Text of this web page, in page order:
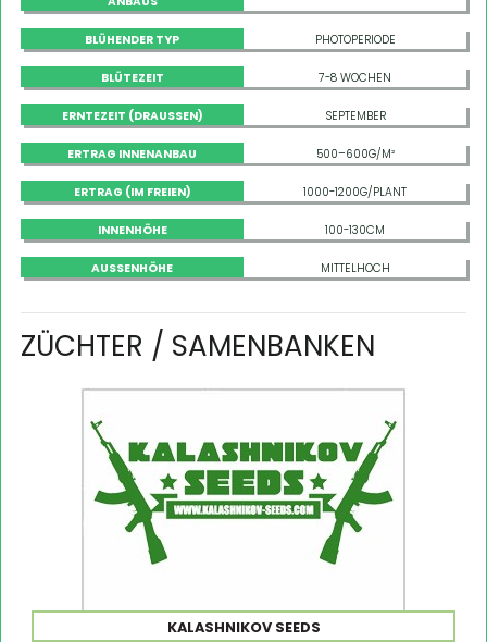
BLÜHENDER TYP PHOTOPERIODE
BLÜTEZEIT 7-8 WOCHEN
ERNTEZEIT (DRAUSSEN) SEPTEMBER
ERTRAG INNENANBAU 500–600G/M²
ERTRAG (IM FREIEN) 1000-1200G/PLANT
INNENHÖHE 100-130CM
AUSSENHÖHE MITTELHOCH
ZÜCHTER / SAMENBANKEN
KALASHNIKOV SEEDS